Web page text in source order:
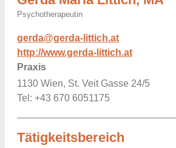
Psychotherapeutin
gerda@gerda-littich.at
http://www.gerda-littich.at
Praxis
1130 Wien, St. Veit Gasse 24/5
Tel: +43 670 6051175
Tätigkeitsbereich